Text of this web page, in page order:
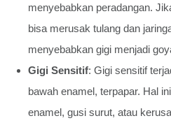
menyebabkan peradangan.
bisa merusak tulang dan
menyebabkan gigi menjadi
Gigi Sensitif: Gigi sensitif
bawah enamel, terpapar. Hal
enamel, gusi surut, atau